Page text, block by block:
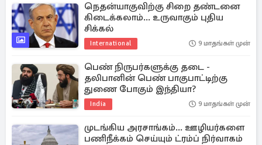
நெதன்யாகுவிற்கு சிறை தண்டனை
கிடைக்கலாம்... உருவாகும் புதிய
சிக்கல்
International 9 மாதங்கள் முன்
பெண் நிருபர்களுக்கு தடை -
தலிபானின் பெண் பாகுபாட்டிற்கு
துணை போகும் இந்தியா?
India 9 மாதங்கள் முன்
முடங்கிய அரசாங்கம்... ஊழியர்களை
பணிநீக்கம் செய்யும் ட்ரம்ப் நிர்வாகம்